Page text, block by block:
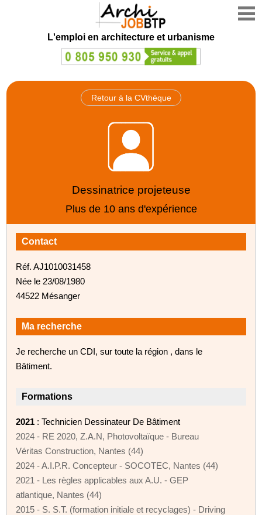
L'emploi en architecture et urbanisme
Retour à la CVthèque
Dessinatrice projeteuse
Plus de 10 ans d'expérience
Contact
Réf. AJ1010031458
Née le 23/08/1980
44522 Mésanger
Ma recherche
Je recherche un CDI, sur toute la région , dans le
Bâtiment.
Formations
2021 : Technicien Dessinateur De Bâtiment
2024 - RE 2020, Z.A.N, Photovoltaïque - Bureau
Véritas Construction, Nantes (44)
2024 - A.I.P.R. Concepteur - SOCOTEC, Nantes (44)
2021 - Les règles applicables aux A.U. - GEP
atlantique, Nantes (44)
2015 - S. S.T. (formation initiale et recyclages) - Driving